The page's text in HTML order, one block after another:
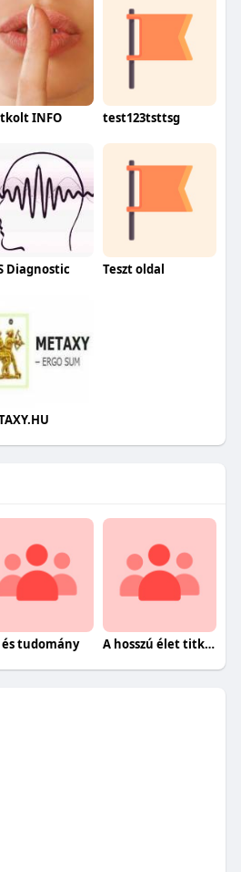
INFO test123tsttsg
Diagnostic Teszt oldal
tudomány A hosszú élet titkai egészségesen.